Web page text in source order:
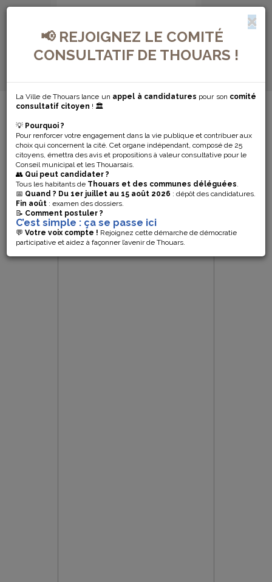
📢 REJOIGNEZ LE COMITÉ
CONSULTATIF DE THOUARS !
La Ville de Thouars lance un appel à candidatures pour son comité
consultatif citoyen ! 🏛️
💡 Pourquoi ?
Pour renforcer votre engagement dans la vie publique et contribuer aux
choix qui concernent la cité. Cet organe indépendant, composé de 25
citoyens, émettra des avis et propositions à valeur consultative pour le
Conseil municipal et les Thouarsais.
👥 Qui peut candidater ?
Tous les habitants de Thouars et des communes déléguées.
📅 Quand ? Du 1er juillet au 15 août 2026 : dépôt des candidatures.
Fin août : examen des dossiers.
📝 Comment postuler ?
C’est simple : ça se passe ici
💬 Votre voix compte ! Rejoignez cette démarche de démocratie
participative et aidez à façonner l’avenir de Thouars.
MENU DE NAVIGATION...
SÉNIORS